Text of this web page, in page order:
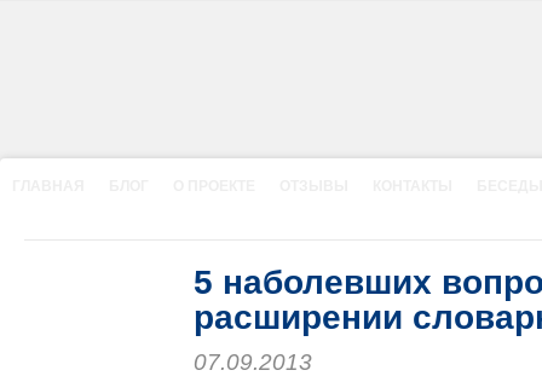
5 наболевших
расширении
07.09.2013